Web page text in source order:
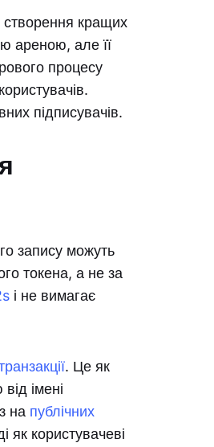
створення кращих
ареною, але її
процесу
підписувачів.
запису можуть
токена, а не за
і не вимагає
. Це як
імені
на публічних
як користувачеві